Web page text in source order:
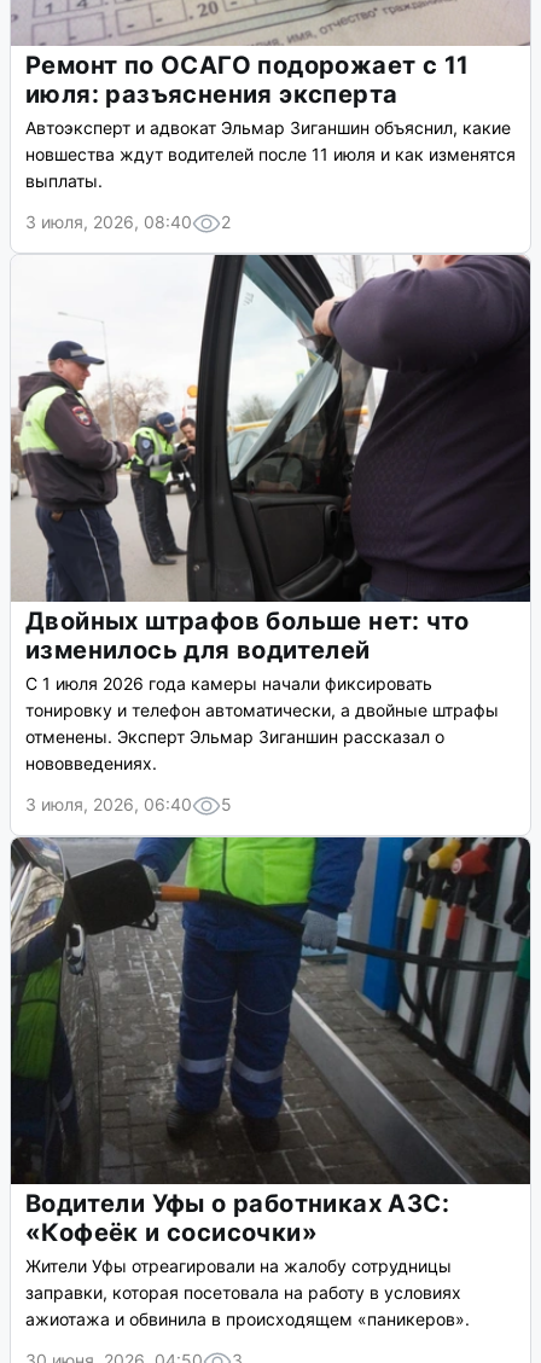
Ремонт по ОСАГО подорожает с 11
июля: разъяснения эксперта
Автоэксперт и адвокат Эльмар Зиганшин объяснил, какие
новшества ждут водителей после 11 июля и как изменятся
выплаты.
3 июля, 2026, 08:40
2
Двойных штрафов больше нет: что
изменилось для водителей
С 1 июля 2026 года камеры начали фиксировать
тонировку и телефон автоматически, а двойные штрафы
отменены. Эксперт Эльмар Зиганшин рассказал о
нововведениях.
3 июля, 2026, 06:40
5
Водители Уфы о работниках АЗС:
«Кофеёк и сосисочки»
Жители Уфы отреагировали на жалобу сотрудницы
заправки, которая посетовала на работу в условиях
ажиотажа и обвинила в происходящем «паникеров».